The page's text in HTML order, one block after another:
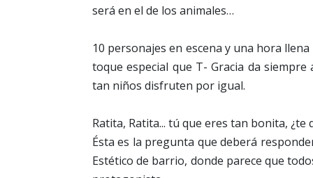
será en el de los animales…
10 personajes en escena y una hora
toque especial que T- Gracia da
tan niños disfruten por igual.
Ratita, Ratita... tú que eres tan bonita, ¿te
Ésta es la pregunta que deberá
Estético de barrio, donde parece que